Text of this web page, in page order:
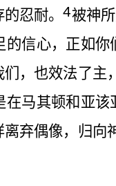
的忍耐。4被神
信心，正如
，也效法了主，
马其顿和亚
弃偶像，归向